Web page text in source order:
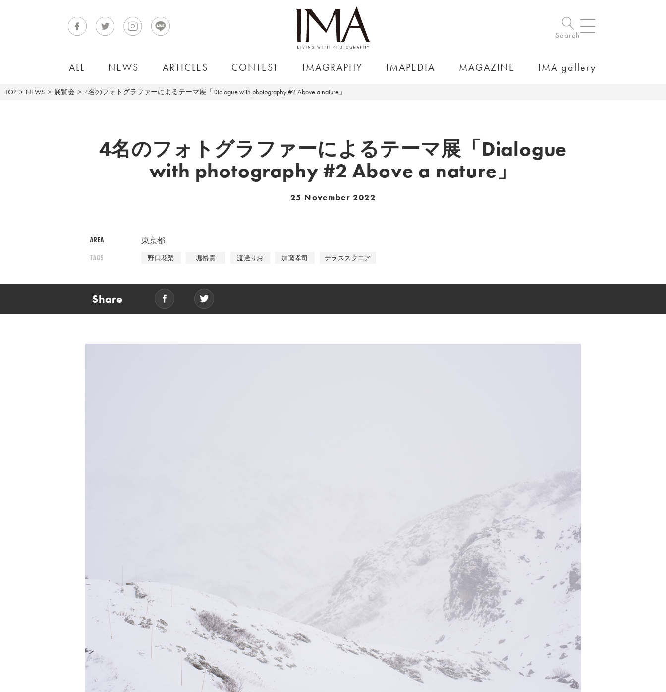
Search
ALL NEWS ARTICLES CONTEST IMAGRAPHY IMAPEDIA MAGAZINE IMA gallery
TOP NEWS 展覧会 4名のフォトグラファーによるテーマ展「Dialogue with photography #2 Above a nature」
4名のフォトグラファーによるテーマ展「Dialogue
with photography #2 Above a nature」
25 November 2022
AREA 東京都
TAGS 野口花梨 堀裕貴 渡邊りお 加藤孝司 テラススクエア
Share